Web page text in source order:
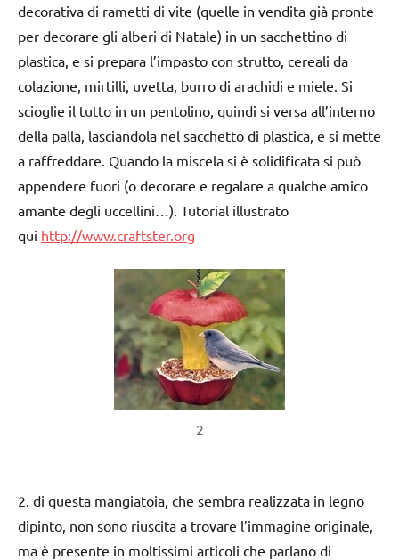
decorativa di rametti di vite (quelle in vendita già pronte
per decorare gli alberi di Natale) in un sacchettino di
plastica, e si prepara l’impasto con strutto, cereali da
colazione, mirtilli, uvetta, burro di arachidi e miele. Si
scioglie il tutto in un pentolino, quindi si versa all’interno
della palla, lasciandola nel sacchetto di plastica, e si mette
a raffreddare. Quando la miscela si è solidificata si può
appendere fuori (o decorare e regalare a qualche amico
amante degli uccellini…). Tutorial illustrato
qui http://www.craftster.org
2
2. di questa mangiatoia, che sembra realizzata in legno
dipinto, non sono riuscita a trovare l’immagine originale,
ma è presente in moltissimi articoli che parlano di